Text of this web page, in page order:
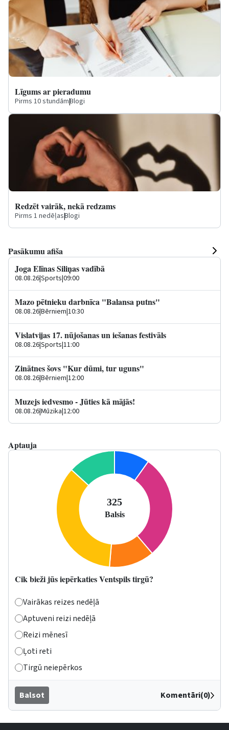
Līgums ar pieradumu
Pirms 10 stundām|Blogi
Redzēt vairāk, nekā redzams
Pirms 1 nedēļas|Blogi
Pasākumu afiša
Joga Elīnas Siliņas vadībā
08.08.26|Sports|09:00
Mazo pētnieku darbnīca "Balansa putns"
08.08.26|Bērniem|10:30
Vislatvijas 17. nūjošanas un iešanas festivāls
08.08.26|Sports|11:00
Zinātnes šovs "Kur dūmi, tur uguns"
08.08.26|Bērniem|12:00
Muzejs iedvesmo - Jūties kā mājās!
08.08.26|Mūzika|12:00
Aptauja
Cik bieži jūs iepērkaties Ventspils tirgū?
Vairākas reizes nedēļā
Aptuveni reizi nedēļā
Reizi mēnesī
Ļoti reti
Tirgū neiepērkos
Balsot Komentāri(0)